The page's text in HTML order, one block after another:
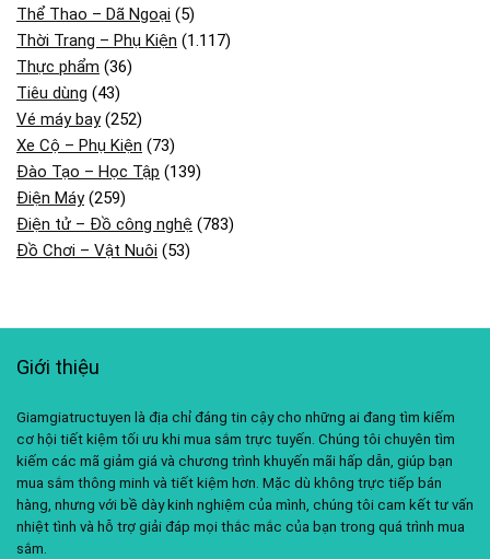
Thể Thao – Dã Ngoại (5)
Thời Trang – Phụ Kiện (1.117)
Thực phẩm (36)
Tiêu dùng (43)
Vé máy bay(252)
Xe Cộ – Phụ Kiện (73)
Đào Tạo – Học Tập (139)
Điện Máy(259)
Điện tử – Đồ công nghệ (783)
Đồ Chơi – Vật Nuôi (53)
Giới thiệu
Giamgiatructuyen là địa chỉ đáng tin cậy cho những ai đang tìm kiếm
cơ hội tiết kiệm tối ưu khi mua sắm trực tuyến. Chúng tôi chuyên tìm
kiếm các mã giảm giá và chương trình khuyến mãi hấp dẫn, giúp bạn
mua sắm thông minh và tiết kiệm hơn. Mặc dù không trực tiếp bán
hàng, nhưng với bề dày kinh nghiệm của mình, chúng tôi cam kết tư vấn
nhiệt tình và hỗ trợ giải đáp mọi thắc mắc của bạn trong quá trình mua
sắm.